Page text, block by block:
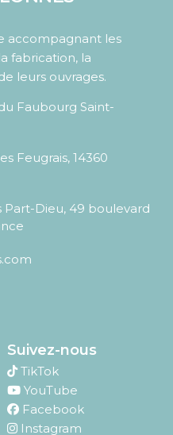
accompagnant les
fabrication, la
leurs ouvrages.
Faubourg Saint-
Feugrais, 14360
Part-Dieu, 49 boulevard
Suivez-nous
TikTok
YouTube
Facebook
Instagram